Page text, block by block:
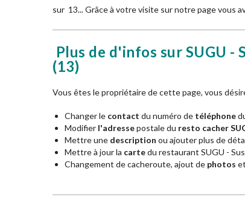
sur 13... Grâce à votre visite sur notre page vous
Plus de d'infos sur SUGU -
(13)
Vous êtes le propriétaire de cette page, vous
Changer le contact du numéro de téléphone
Modifier l'adressepostale du resto cacher
Mettre une description ou ajouter plus de
Mettre à jour la cartedu restaurant SUGU -
Changement de cacheroute, ajout de photos et